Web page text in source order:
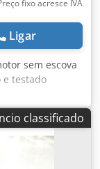
fixo acresce IVA
Ligar
sem escova
e testado
100%
Os descontos
artigo. Por
D Hcispfx
classificado